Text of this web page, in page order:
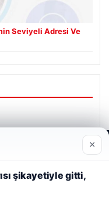
Seviyeli Adresi Ve
anlayabilmek,
amacıyla çerezler
×
şikayetiyle gitti,